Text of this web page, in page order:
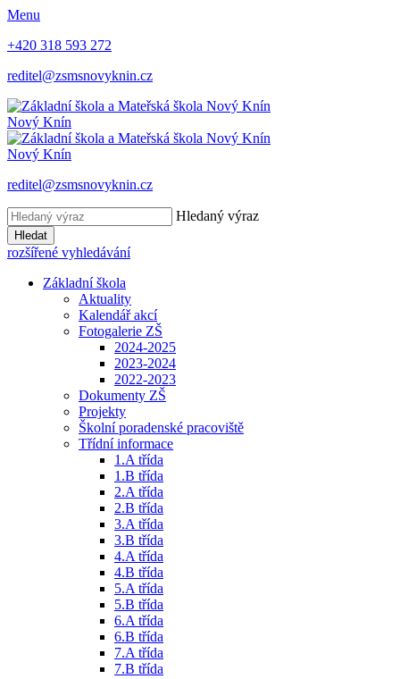
Menu
+420 318 593 272
reditel@zsmsnovyknin.cz
Nový Knín
Nový Knín
reditel@zsmsnovyknin.cz
Hledaný výraz
Hledat
rozšířené vyhledávání
Základní škola
Aktuality
Kalendář akcí
Fotogalerie ZŠ
2024-2025
2023-2024
2022-2023
Dokumenty ZŠ
Projekty
Školní poradenské pracoviště
Třídní informace
1.A třída
1.B třída
2.A třída
2.B třída
3.A třída
3.B třída
4.A třída
4.B třída
5.A třída
5.B třída
6.A třída
6.B třída
7.A třída
7.B třída